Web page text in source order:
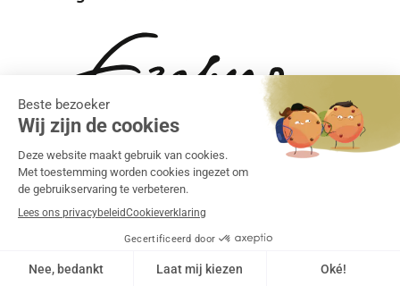
Algemene voorwaarden • Klachtenregeling
statement
Grapefish